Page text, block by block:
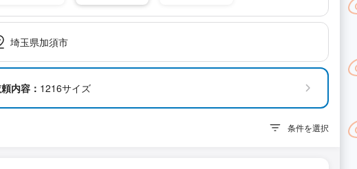
埼玉県加須市
内容： 1216サイズ
条件を選択